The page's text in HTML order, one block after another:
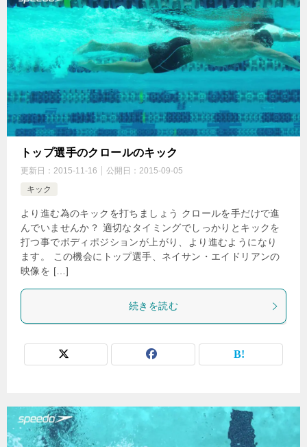
トップ選手のクロールのキック
更新日： 2015-11-16 公開日： 2015-09-05
キック
より進む為のキックを打ちましょう クロールを手だけで進
んでいませんか？ 適切なタイミングでしっかりとキックを
打つ事でボディポジションが上がり、より進むようになり
ます。 この機会にトップ選手、ネイサン・エイドリアンの
映像を […]
続きを読む